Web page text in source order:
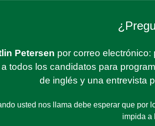
Petersen por correo electrónico:
todos los candidatos para
de inglés y una entrevista
usted nos llama debe esperar que
impida a